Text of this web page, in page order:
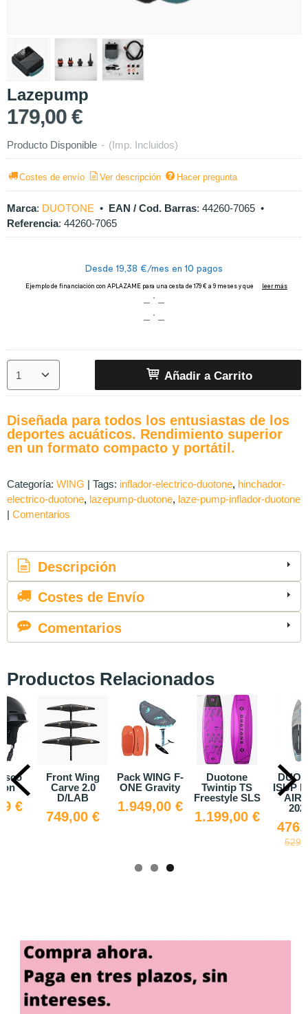
Lazepump
179,00 €
Producto Disponible - (Imp. Incluidos)
Costes de envío Ver descripción Hacer pregunta
Marca: DUOTONE • EAN / Cod. Barras: 44260-7065 •
Referencia: 44260-7065
Añadir a Carrito
Diseñada para todos los entusiastas de los
deportes acuáticos. Rendimiento superior
en un formato compacto y portátil.
Categoría: WING | Tags: inflador-electrico-duotone hinchador-
electrico-duotone lazepump-duotone laze-pump-inflador-duotone
| Comentarios
Descripción
Costes de Envío
Comentarios
Productos Relacionados
€
Front Wing
Carve 2.0
D/LAB
749,00 €
Pack WING F-
ONE Gravity
1.949,00 €
Duotone
Twintip TS
Freestyle SLS
1.199,00 €
ISUP
AIR